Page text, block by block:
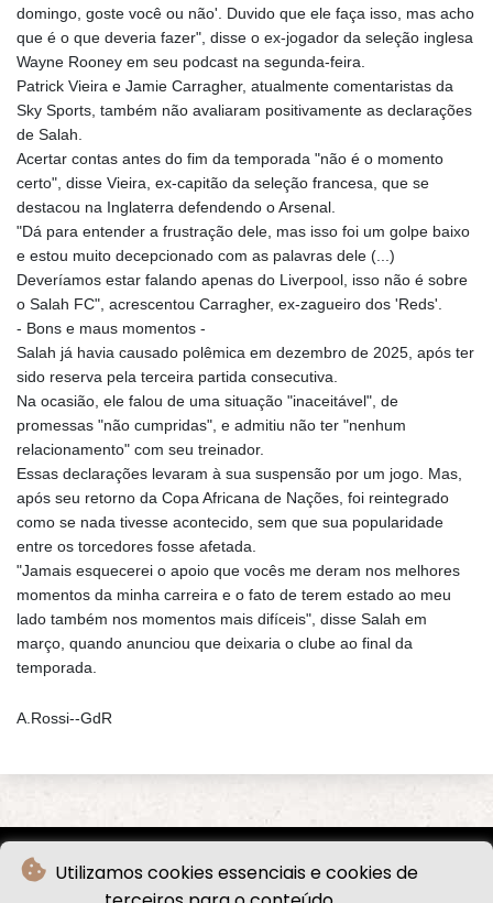
Utilizamos cookies essenciais e cookies de
domingo, goste você ou não'. Duvido que ele faça isso, mas acho
que é o que deveria fazer", disse o ex-jogador da seleção inglesa
Wayne Rooney em seu podcast na segunda-feira.
Patrick Vieira e Jamie Carragher, atualmente comentaristas da
Sky Sports, também não avaliaram positivamente as declarações
de Salah.
Acertar contas antes do fim da temporada "não é o momento
certo", disse Vieira, ex-capitão da seleção francesa, que se
destacou na Inglaterra defendendo o Arsenal.
"Dá para entender a frustração dele, mas isso foi um golpe baixo
e estou muito decepcionado com as palavras dele (...)
Deveríamos estar falando apenas do Liverpool, isso não é sobre
o Salah FC", acrescentou Carragher, ex-zagueiro dos 'Reds'.
- Bons e maus momentos -
Salah já havia causado polêmica em dezembro de 2025, após ter
sido reserva pela terceira partida consecutiva.
Na ocasião, ele falou de uma situação "inaceitável", de
promessas "não cumpridas", e admitiu não ter "nenhum
relacionamento" com seu treinador.
Essas declarações levaram à sua suspensão por um jogo. Mas,
após seu retorno da Copa Africana de Nações, foi reintegrado
como se nada tivesse acontecido, sem que sua popularidade
entre os torcedores fosse afetada.
"Jamais esquecerei o apoio que vocês me deram nos melhores
momentos da minha carreira e o fato de terem estado ao meu
lado também nos momentos mais difíceis", disse Salah em
março, quando anunciou que deixaria o clube ao final da
temporada.
A.Rossi--GdR